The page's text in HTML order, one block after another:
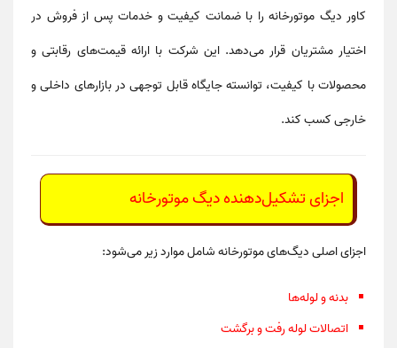
کاور دیگ موتورخانه را باضمانت کیفیت و خدمات پس از فروش در
اختیار مشتریان قرار می‌دهد. این شرکت با ارائهقیمت‌های رقابتیو
محصولات با کیفیت، توانسته جایگاه قابل توجهی در بازارهای داخلی و
خارجی کسب کند.
اجزای تشکیل‌دهنده دیگ موتورخانه
اجزای اصلی دیگ‌های موتورخانه شامل موارد زیر می‌شود:
بدنه و لوله‌ها
اتصالات لوله رفت و برگشت